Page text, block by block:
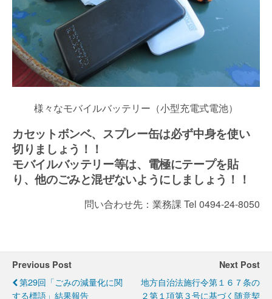
様々なモバイルバッテリー（小型充電式電池）
カセットボンベ、 スプレー缶は必ず中身を使い
切りましょう！！
モバイルバッテリー等は、電極にテープを貼
り、他のごみと混ぜないようにしましょう！！
問い合わせ先：業務課 Tel 0494-24-8050
Previous Post
第29回「ごみの減量化に関
する標語」結果報告
Next Post
地方自治法施行令第１６７条の
２第１項第３号に基づく随意契